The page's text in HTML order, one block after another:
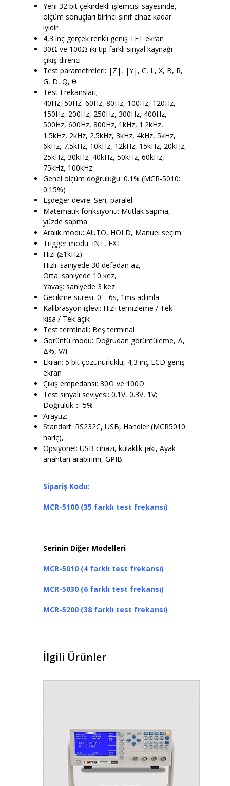
Yeni 32 bit çekirdekli işlemcisi sayesinde,
ölçüm sonuçları birinci sınıf cihaz kadar
iyidir
4,3 inç gerçek renkli geniş TFT ekran
30Ω ve 100Ω iki tip farklı sinyal kaynağı
çıkış direnci
Test parametreleri: |Z|, |Y|, C, L, X, B, R,
G, D, Q, θ
Test Frekansları;
40Hz, 50Hz, 60Hz, 80Hz, 100Hz, 120Hz,
150Hz, 200Hz, 250Hz, 300Hz, 400Hz,
500Hz, 600Hz, 800Hz, 1kHz, 1.2kHz,
1.5kHz, 2kHz, 2.5kHz, 3kHz, 4kHz, 5kHz,
6kHz, 7.5kHz, 10kHz, 12kHz, 15kHz, 20kHz,
25kHz, 30kHz, 40kHz, 50kHz, 60kHz,
75kHz, 100kHz
Genel ölçüm doğruluğu: 0.1% (MCR-5010:
0.15%)
Eşdeğer devre: Seri, paralel
Matematik fonksiyonu: Mutlak sapma,
yüzde sapma
Aralık modu: AUTO, HOLD, Manuel seçim
Trigger modu: INT, EXT
Hızı (≥1kHz):
Hızlı: saniyede 30 defadan az,
Orta: saniyede 10 kez,
Yavaş: saniyede 3 kez.
Gecikme süresi: 0—6s, 1ms adımla
Kalibrasyon işlevi: Hızlı temizleme / Tek
kısa / Tek açık
Test terminali: Beş terminal
Görüntü modu: Doğrudan görüntüleme, Δ,
Δ%, V/I
Ekran: 5 bit çözünürlüklü, 4,3 inç LCD geniş
ekran
Çıkış empedansı: 30Ω ve 100Ω
Test sinyali seviyesi: 0.1V, 0.3V, 1V;
Doğruluk： 5%
Arayüz:
Standart: RS232C, USB, Handler (MCR5010
hariç),
Opsiyonel: USB cihazı, kulaklık jakı, Ayak
anahtarı arabirimi, GPIB
Sipariş Kodu:
MCR-5100 (35 farklı test frekansı)
Serinin Diğer Modelleri
MCR-5010 (4 farklı test frekansı)
MCR-5030 (6 farklı test frekansı)
MCR-5200 (38 farklı test frekansı)
İlgili Ürünler